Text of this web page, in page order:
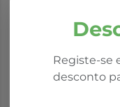
Registe-se
desconto